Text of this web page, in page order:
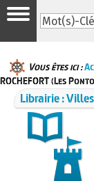
Vous êtes ici :
ROCHEFORT (Les
Librairie :